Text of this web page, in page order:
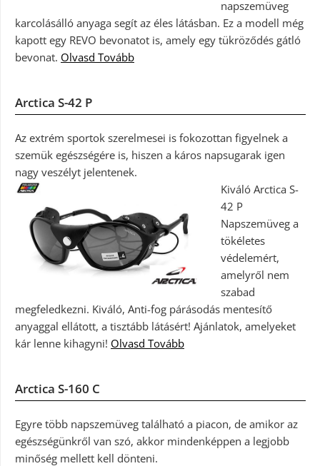
napszemüveg
karcolásálló anyaga segít az éles látásban. Ez a modell még
kapott egy REVO bevonatot is, amely egy tükröződés gátló
bevonat. Olvasd Tovább
Arctica S-42 P
Az extrém sportok szerelmesei is fokozottan figyelnek a
szemük egészségére is, hiszen a káros napsugarak igen
nagy veszélyt jelentenek.
Kiváló Arctica S-
42 P
Napszemüveg a
tökéletes
védelemért,
amelyről nem
szabad
megfeledkezni. Kiváló, Anti-fog párásodás mentesítő
anyaggal ellátott, a tisztább látásért! Ajánlatok, amelyeket
kár lenne kihagyni! Olvasd Tovább
Arctica S-160 C
Egyre több napszemüveg található a piacon, de amikor az
egészségünkről van szó, akkor mindenképpen a legjobb
minőség mellett kell dönteni.